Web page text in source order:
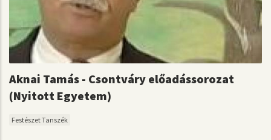
Aknai Tamás - Csontváry előadássorozat
(Nyitott Egyetem)
Festészet Tanszék